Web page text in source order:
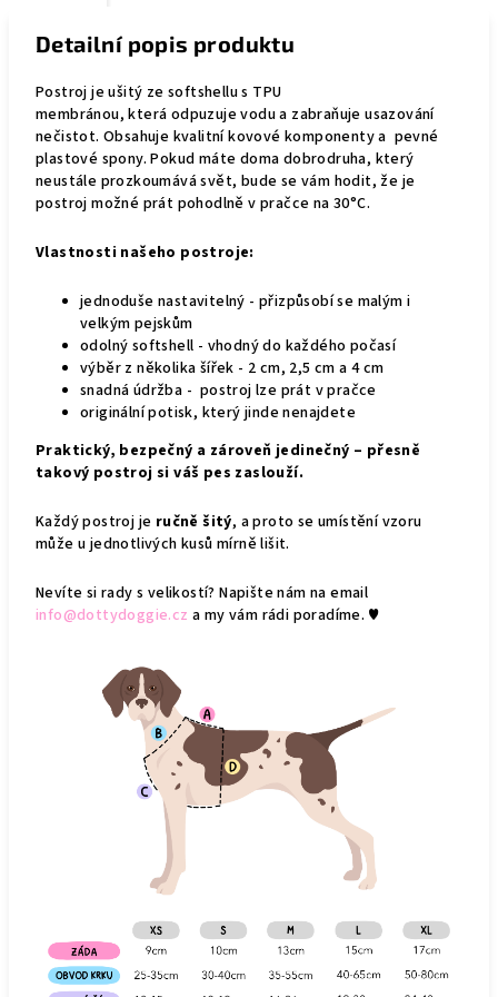
Detailní popis produktu
Postroj jeušitý ze softshellu s TPU
membránou,která odpuzuje vodu a zabraňuje usazování
nečistot. Obsahuje kvalitní kovové komponenty a pevné
plastové spony. Pokud máte doma dobrodruha, který
neustále prozkoumává svět, bude se vám hodit, že je
postroj možné prát pohodlně v pračce na 30°C.
Vlastnosti našeho postroje:
jednoduše nastavitelný - přizpůsobí se malým i
velkým pejskům
odolný softshell - vhodný do každého počasí
výběr z několika šířek - 2 cm, 2,5 cm a 4 cm
snadná údržba - postroj lze prát v pračce
originální potisk, který jinde nenajdete
Praktický, bezpečný a zároveň jedinečný – přesně
takový postroj si váš pes zaslouží.
Každý postroj je ručně šitý, a proto se umístění vzoru
může u jednotlivých kusů mírně lišit.
Nevíte si rady s velikostí? Napište nám na email
info@dottydoggie.cz a my vám rádi poradíme. ♥